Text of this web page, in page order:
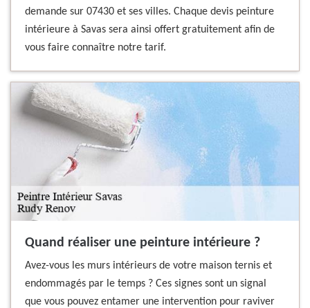
demande sur 07430 et ses villes. Chaque devis peinture
intérieure à Savas sera ainsi offert gratuitement afin de
vous faire connaître notre tarif.
Quand réaliser une peinture intérieure ?
Avez-vous les murs intérieurs de votre maison ternis et
endommagés par le temps ? Ces signes sont un signal
que vous pouvez entamer une intervention pour raviver